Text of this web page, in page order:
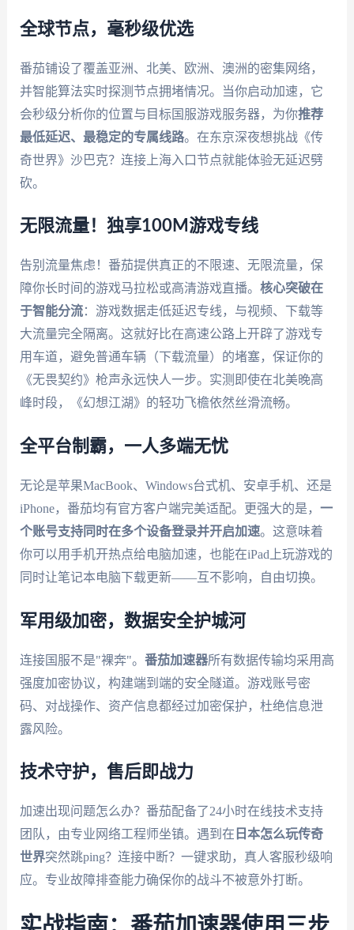
全球节点，毫秒级优选
番茄铺设了覆盖亚洲、北美、欧洲、澳洲的密集网络，
并智能算法实时探测节点拥堵情况。当你启动加速，它
会秒级分析你的位置与目标国服游戏服务器，为你推荐
最低延迟、最稳定的专属线路。在东京深夜想挑战《传
奇世界》沙巴克？连接上海入口节点就能体验无延迟劈
砍。
无限流量！独享100M游戏专线
告别流量焦虑！番茄提供真正的不限速、无限流量，保
障你长时间的游戏马拉松或高清游戏直播。 核心突破在
于智能分流：游戏数据走低延迟专线，与视频、下载等
大流量完全隔离。这就好比在高速公路上开辟了游戏专
用车道，避免普通车辆（下载流量）的堵塞，保证你的
《无畏契约》枪声永远快人一步。实测即使在北美晚高
峰时段，《幻想江湖》的轻功飞檐依然丝滑流畅。
全平台制霸，一人多端无忧
无论是苹果MacBook、Windows台式机、安卓手机、还是
iPhone，番茄均有官方客户端完美适配。更强大的是， 一
个账号支持同时在多个设备登录并开启加速。这意味着
你可以用手机开热点给电脑加速，也能在iPad上玩游戏的
同时让笔记本电脑下载更新——互不影响，自由切换。
军用级加密，数据安全护城河
连接国服不是"裸奔"。 番茄加速器所有数据传输均采用高
强度加密协议，构建端到端的安全隧道。游戏账号密
码、对战操作、资产信息都经过加密保护，杜绝信息泄
露风险。
技术守护，售后即战力
加速出现问题怎么办？番茄配备了24小时在线技术支持
团队，由专业网络工程师坐镇。遇到在 日本怎么玩传奇
世界突然跳ping？连接中断？一键求助，真人客服秒级响
应。专业故障排查能力确保你的战斗不被意外打断。